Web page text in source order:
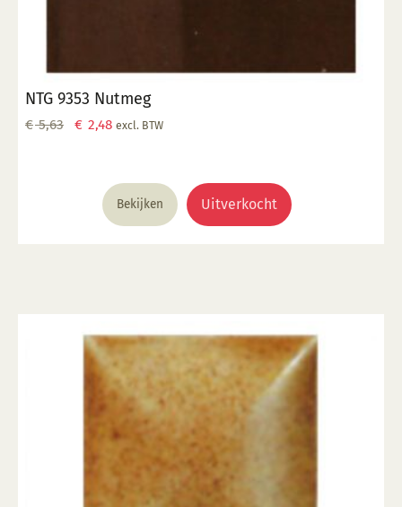
NTG 9353 Nutmeg
€5,63
Oorspronkelijke
€ 5,63.
€ 2,48Huidige
€ 2,48.
excl. BTW
Bekijken Uitverkocht